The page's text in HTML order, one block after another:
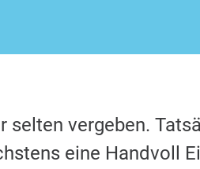
selten vergeben.
eine Handvoll